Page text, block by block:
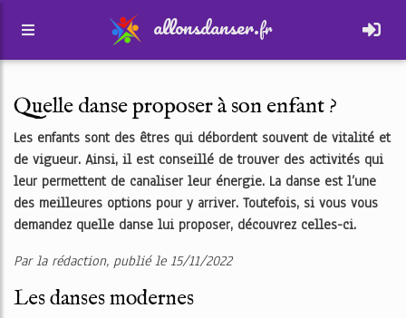
allonsdanser.fr
Quelle danse proposer à son enfant ?
Les enfants sont des êtres qui débordent souvent de vitalité et
de vigueur. Ainsi, il est conseillé de trouver des activités qui
leur permettent de canaliser leur énergie. La danse est l’une
des meilleures options pour y arriver. Toutefois, si vous vous
demandez quelle danse lui proposer, découvrez celles-ci.
Par la rédaction, publié le 15/11/2022
Les danses modernes